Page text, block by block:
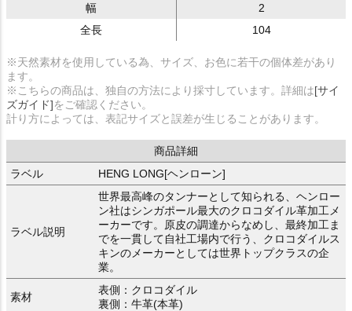
幅
2
全長
104
※天然素材を使用している為、サイズ、お色に若干の個体差があり
ます。
※こちらの商品は、独自の方法により採寸しています。詳細は[サイ
ズガイド]をご確認ください。
計り方によっては、表記サイズと誤差が生じることがあります。
商品詳細
ラベル
HENG LONG[ヘンローン]
ラベル説明
世界最高峰のタンナーとして知られる、ヘンロー
ン社はシンガポール最大のクロコダイル革加工メ
ーカーです。原皮の調達からなめし、最終加工ま
でを一貫して自社工場内で行う、クロコダイルス
キンのメーカーとしては世界トップクラスの企
業。
素材
表側：クロコダイル
裏側：牛革(本革)